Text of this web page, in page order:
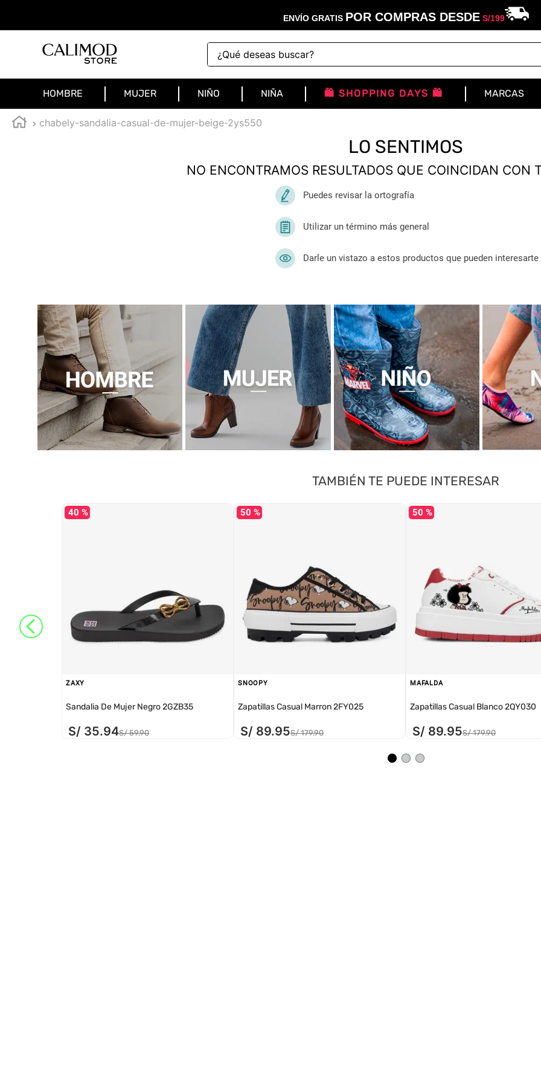
ENVÍO GRATIS POR COMPRAS DESDES/199
¿Qué deseas buscar?
HOMBRE MUJER NIÑO NIÑA 🛍️ SHOPPING DAYS 🛍️ MARCAS
chabely-sandalia-casual-de-mujer-beige-2ys550
LO SENTIMOS
NO ENCONTRAMOS RESULTADOS QUE COINCIDAN CON
Puedes revisar la ortografía
Utilizar un término más general
Darle un vistazo a estos productos que pueden interesarte
TAMBIÉN TE PUEDE INTERESAR
40 %
ZAXY
Sandalia De Mujer Negro 2GZB35
S/ 35.94S/ 59.90
50 %
SNOOPY
Zapatillas Casual Marron 2FY025
S/ 89.95S/ 179.90
50 %
MAFALDA
Zapatillas Casual Blanco 2QY030
S/ 89.95S/ 179.90